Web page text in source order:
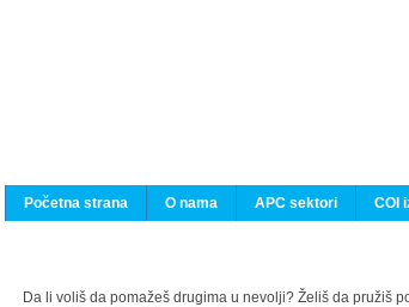
Početna strana
O nama APC sektori COI
Da li voliš da pomažeš drugima u nevolji? Želiš da pružiš